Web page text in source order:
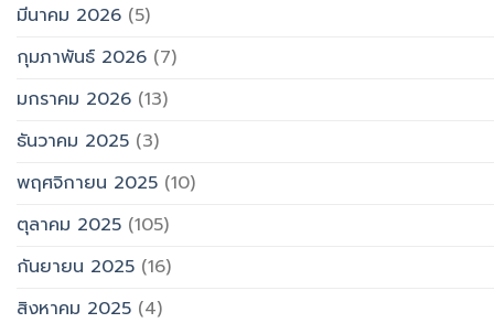
มีนาคม 2026 (5)
กุมภาพันธ์ 2026 (7)
มกราคม 2026 (13)
ธันวาคม 2025 (3)
พฤศจิกายน 2025 (10)
ตุลาคม 2025 (105)
กันยายน 2025 (16)
สิงหาคม 2025 (4)